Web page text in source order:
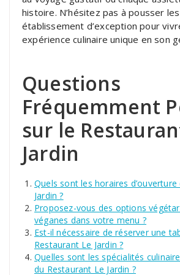
histoire. N’hésitez pas à pousser
établissement d’exception pour
expérience culinaire unique en son
Questions
Fréquemment
sur le
Jardin
Quels sont les horaires
Jardin ?
Proposez-vous des options
véganes dans votre menu ?
Est-il nécessaire de réserver une
Restaurant Le Jardin ?
Quelles sont les spécialités
du Restaurant Le Jardin ?